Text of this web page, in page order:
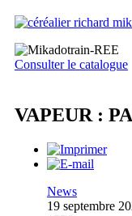
Consulter le catalogue
VAPEUR :
News
19 septembre